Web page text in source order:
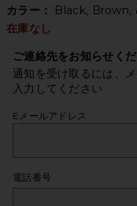
カラー： Black, Brown,
在庫なし
ご連絡先をお知らせく
通知を受け取るには、
入力してください
Eメールアドレス
電話番号